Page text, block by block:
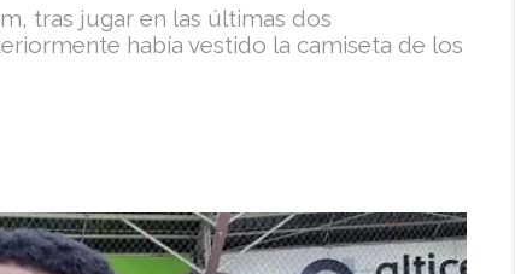
tras jugar en las últimas dos
había vestido la camiseta de los